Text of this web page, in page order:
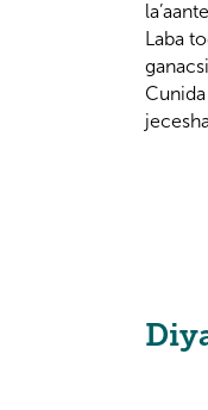
Laba